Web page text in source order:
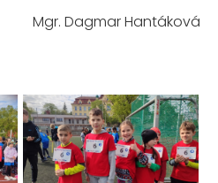
Mgr. Dagmar Hantáková